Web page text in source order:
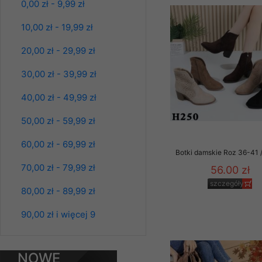
0,00 zł - 9,99 zł
10,00 zł - 19,99 zł
20,00 zł - 29,99 zł
30,00 zł - 39,99 zł
40,00 zł - 49,99 zł
50,00 zł - 59,99 zł
60,00 zł - 69,99 zł
70,00 zł - 79,99 zł
80,00 zł - 89,99 zł
90,00 zł i więcej 9
NOWE
Kolor Paczka 10 szt
szczegóły
Spodnie damskie
Botki damskie Roz 36-41
56.00 zł
szczegóły
Klientów zezwolenia
ochronie danych
serwerach
pracownicy Sklepu.
Każdy Klient, który
ich weryfikacji,
Sklep nie
chyba że dzieje się
Nasz Sklep
jego indywidualnych
opcję przyjmowania
• ostatnio